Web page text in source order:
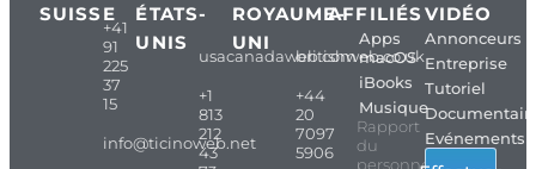
SUISSE
+41
91
225
37
15
info@ticinoweb.net
ÉTATS-
UNIS
usacanadaweb.com
+1
813
212
43
ROYAUME-
UNI
britishweb.co.uk
+44
20
7097
5906
AFFILIÉS
Apps
macOS
iBooks
Musique
Rapport
du
personnel
VIDÉO
Annonceurs
Entreprise
Tutoriel
Evénements